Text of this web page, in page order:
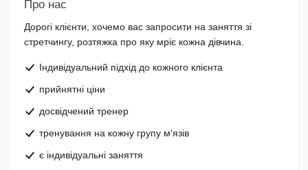
Про нас
Дорогі клієнти, хочемо вас запросити на заняття зі
стретчингу, розтяжка про яку мріє кожна дівчина.
Індивідуальний підхід до кожного клієнта
прийнятні ціни
досвідчений тренер
тренування на кожну групу м'язів
є індивідуальні заняття